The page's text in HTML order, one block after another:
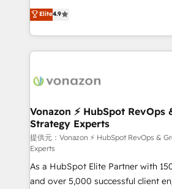
HubSpot dans votre organisation. Pour toute
question technique ou besoin de
B2B à travers l’acquisition de
l'intégration CRM et le
auprès de vos comptes existants. En France et à
l'international, nous travaillons
delà d’une simple transformation
➤ L’intégration de CRM et de
pour aligner les équipes marketing,
support client (data migration,
audit et maintenance) ➤ La création de sites internet
de conversion qui transforment
opportunités d'affaires ➤ La mise en place de
Elite4.9
Vonazon ⚡ HubSpot RevOps
Strategy Experts
提供元：Vonazon ⚡ HubSpot RevOps &
Experts
As a HubSpot Elite Partner with
and over 5,000 successful client